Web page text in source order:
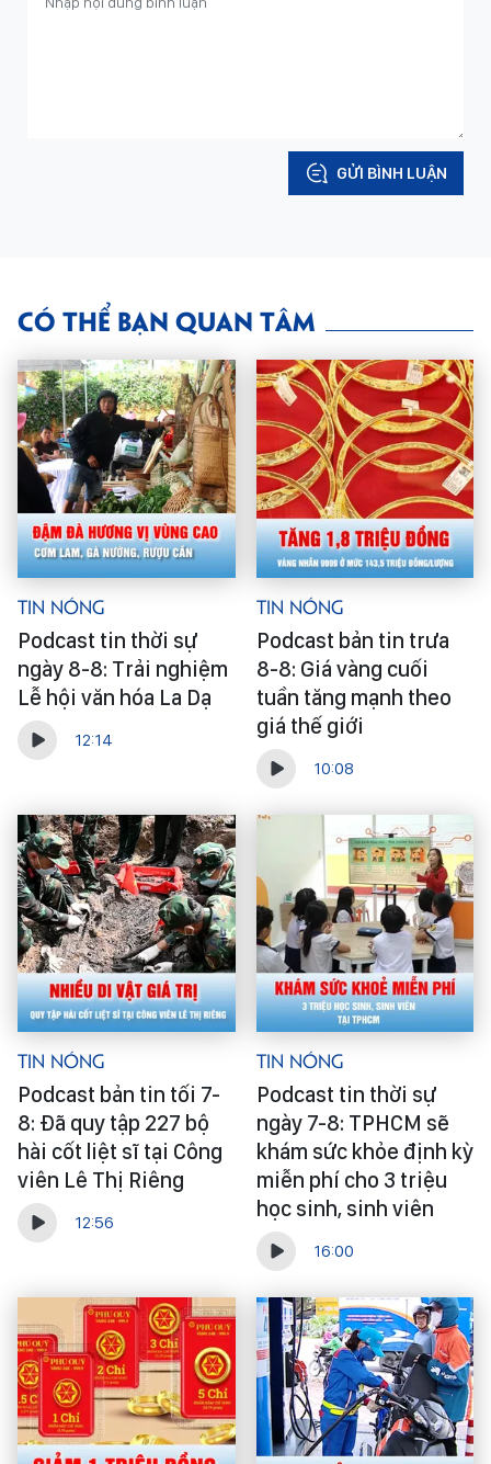
GỬI BÌNH LUẬN
CÓ THỂ BẠN QUAN TÂM
Tin Nóng
Podcast tin thời sự
ngày 8-8: Trải nghiệm
Lễ hội văn hóa La Dạ
12:14
Tin Nóng
Podcast bản tin trưa
8-8: Giá vàng cuối
tuần tăng mạnh theo
giá thế giới
10:08
Tin Nóng
Podcast bản tin tối 7-
8: Đã quy tập 227 bộ
hài cốt liệt sĩ tại Công
viên Lê Thị Riêng
12:56
Tin Nóng
Podcast tin thời sự
ngày 7-8: TPHCM sẽ
khám sức khỏe định kỳ
miễn phí cho 3 triệu
học sinh, sinh viên
16:00